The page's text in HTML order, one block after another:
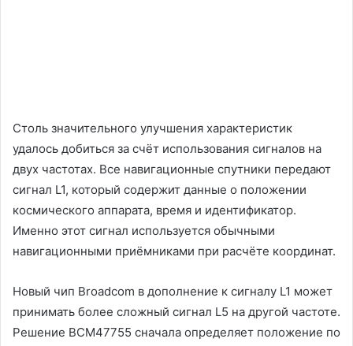
Столь значительного улучшения характеристик
удалось добиться за счёт использования сигналов на
двух частотах. Все навигационные спутники передают
сигнал L1, который содержит данные о положении
космического аппарата, время и идентификатор.
Именно этот сигнал используется обычными
навигационными приёмниками при расчёте координат.
Новый чип Broadcom в дополнение к сигналу L1 может
принимать более сложный сигнал L5 на другой частоте.
Решение BCM47755 сначала определяет положение по